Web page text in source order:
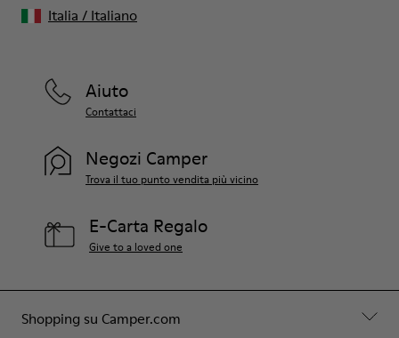
Shopping su Camper.com
Aiuto
Contattaci
Negozi Camper
Trova il tuo punto vendita più vicino
E-Carta Regalo
Give to a loved one
Italia / Italiano